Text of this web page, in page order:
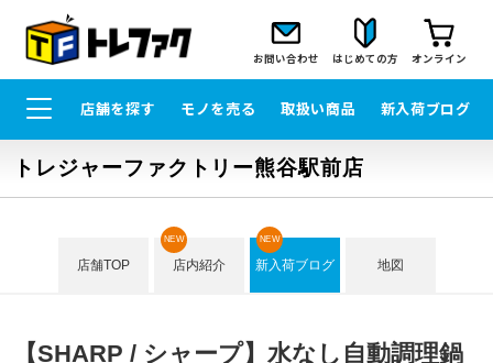
お問い合わせ はじめての方 オンライン
店舗を探す モノを売る 取扱い商品 新入荷ブログ
トレジャーファクトリー熊谷駅前店
店舗TOP 店内紹介
NEW
新入荷ブログ
NEW
地図
【SHARP / シャープ】水なし自動調理鍋